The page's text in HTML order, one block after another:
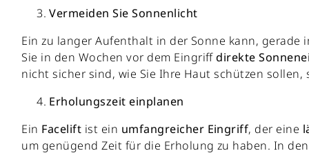
Vermeiden Sie Sonnenlicht
Ein zu langer Aufenthalt in der Sonne kann,
Sie in den Wochen vor dem Eingriffdirekte
nicht sicher sind, wie Sie Ihre Haut schützen
Erholungszeit einplanen
Ein Facelift ist ein umfangreicher Eingriff, der eine
um genügend Zeit für die Erholung zu haben. In